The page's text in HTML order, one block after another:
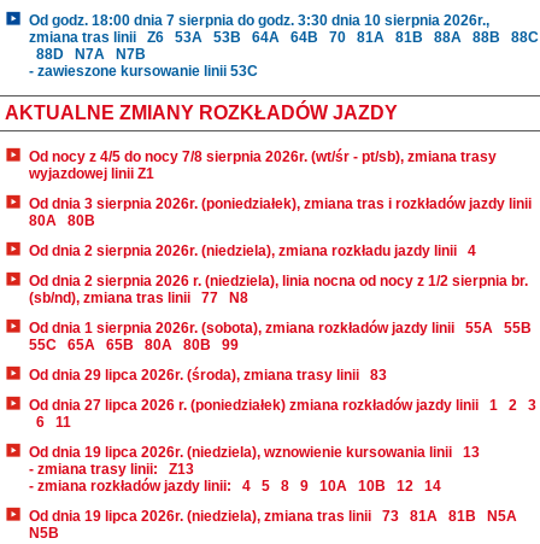
Od godz. 18:00 dnia 7 sierpnia do godz. 3:30 dnia 10 sierpnia 2026r.,
zmiana tras linii
Z6 53A 53B 64A 64B 70 81A 81B 88A 88B
88C
88D
N7A
N7B
- zawieszone kursowanie linii 53C
AKTUALNE ZMIANY ROZKŁADÓW JAZDY
Od nocy z 4/5 do nocy 7/8 sierpnia 2026r. (wt/śr - pt/sb), zmiana trasy
wyjazdowej linii Z1
Od dnia 3 sierpnia 2026r. (poniedziałek), zmiana tras i rozkładów jazdy linii
80A
80B
Od dnia 2 sierpnia 2026r. (niedziela), zmiana rozkładu jazdy linii
4
Od dnia 2 sierpnia 2026 r. (niedziela), linia nocna od nocy z 1/2 sierpnia br.
(sb/nd), zmiana tras linii
77
N8
Od dnia 1 sierpnia 2026r. (sobota), zmiana rozkładów jazdy linii
55A
55B
55C
65A 65B 80A 80B
99
Od dnia 29 lipca 2026r. (środa), zmiana trasy linii
83
Od dnia 27 lipca 2026 r. (poniedziałek) zmiana rozkładów jazdy linii
1 2
3
6
11
Od dnia 19 lipca 2026r. (niedziela), wznowienie kursowania linii
13
- zmiana trasy linii:
Z13
- zmiana rozkładów jazdy linii:
4 5 8 9 10A 10B 12
14
Od dnia 19 lipca 2026r. (niedziela), zmiana tras linii
73 81A 81B
N5A
N5B